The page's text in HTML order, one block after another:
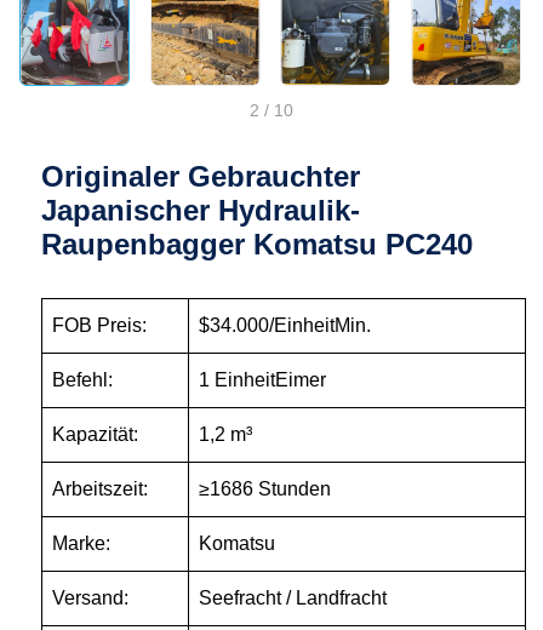
2 / 10
Originaler Gebrauchter
Japanischer Hydraulik-
Raupenbagger Komatsu PC240
FOB Preis: $34.000/EinheitMin.
Befehl: 1 EinheitEimer
Kapazität: 1,2 m³
Arbeitszeit: ≥1686 Stunden
Marke: Komatsu
Versand: Seefracht / Landfracht